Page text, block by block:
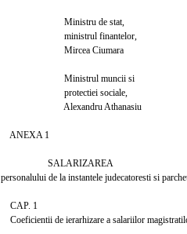
Ministru de stat,
ministrul finantelor,
Mircea Ciumara
Ministrul muncii si
protectiei sociale,
Alexandru Athanasiu
ANEXA 1
SALARIZAREA
personalului de la instantele judecatoresti si
CAP. 1
Coeficientii de ierarhizare a salariilor